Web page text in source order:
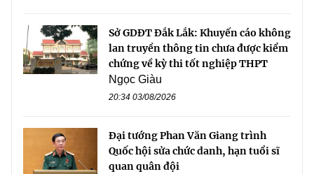
Sở GDĐT Đắk Lắk: Khuyến cáo không
lan truyền thông tin chưa được kiểm
chứng về kỳ thi tốt nghiệp THPT
Ngọc Giàu
20:34 03/08/2026
Đại tướng Phan Văn Giang trình
Quốc hội sửa chức danh, hạn tuổi sĩ
quan quân đội